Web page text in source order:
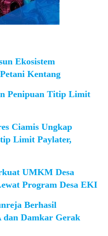
Ekosistem
Kentang
Penipuan Titip Limit
Ciamis Ungkap
Limit Paylater,
UMKM Desa
Program Desa EKI
Berhasil
Damkar Gerak